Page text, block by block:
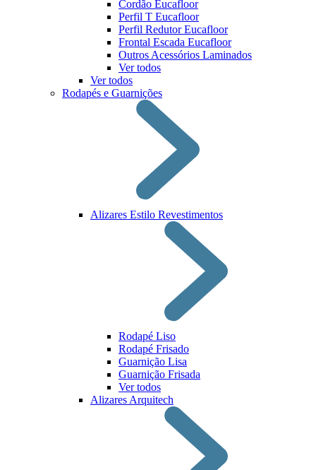
Cordão Eucafloor
Perfil T Eucafloor
Perfil Redutor Eucafloor
Frontal Escada Eucafloor
Outros Acessórios Laminados
Ver todos
Ver todos
Rodapés e Guarnições
Alizares Estilo Revestimentos
Rodapé Liso
Rodapé Frisado
Guarnição Lisa
Guarnição Frisada
Ver todos
Alizares Arquitech